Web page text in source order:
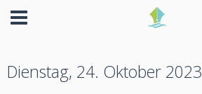
Dienstag, 24. Oktober 2023